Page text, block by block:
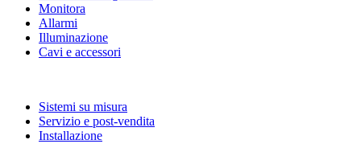
Monitora
Allarmi
Illuminazione
Cavi e accessori
Sistemi su misura
Servizio e post-vendita
Installazione